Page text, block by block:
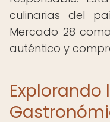
culinarias del
Mercado 28
auténtico y
Explorando